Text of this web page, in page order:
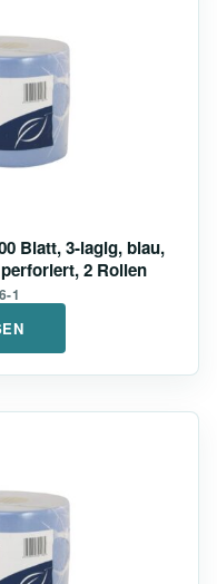
Blatt, 3-lagig, blau,
2 Rollen
1